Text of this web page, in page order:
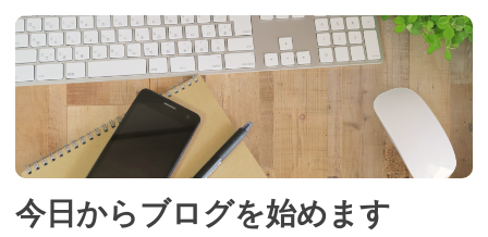
2019年6月10日
daiki
コメントを残す
こんにちは。駆け出しのエンジニア @daiki です。アウトプット
の一環としてブログを始めようと思いました。きっかけは些細なこ
とですが、習慣づけてやっていきたいので、とりあえず毎日更新を